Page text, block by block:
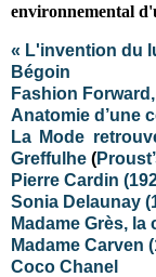
environnemental
« L'invention du
Bégoin
Fashion
Anatomie d’une
La Mode
Greffulhe (
Pierre Cardin
Sonia Delaunay
Madame Grès,
Madame Carven
Coco Chanel